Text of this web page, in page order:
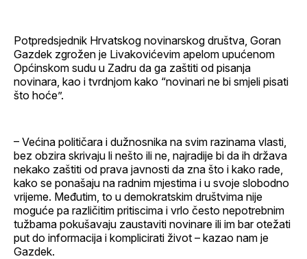
Potpredsjednik Hrvatskog novinarskog društva, Goran
Gazdek zgrožen je Livakovićevim apelom upućenom
Općinskom sudu u Zadru da ga zaštiti od pisanja
novinara, kao i tvrdnjom kako “novinari ne bi smjeli pisati
što hoće”.
– Većina političara i dužnosnika na svim razinama vlasti,
bez obzira skrivaju li nešto ili ne, najradije bi da ih država
nekako zaštiti od prava javnosti da zna što i kako rade,
kako se ponašaju na radnim mjestima i u svoje slobodno
vrijeme. Međutim, to u demokratskim društvima nije
moguće pa različitim pritiscima i vrlo često nepotrebnim
tužbama pokušavaju zaustaviti novinare ili im bar otežati
put do informacija i komplicirati život – kazao nam je
Gazdek.